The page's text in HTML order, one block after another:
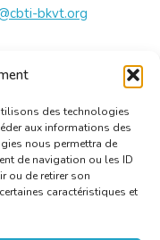
des technologies
aux informations des
nous permettra de
de navigation ou les ID
ou de retirer son
caractéristiques et
bkvt.org